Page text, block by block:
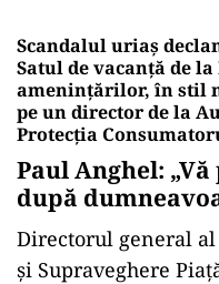
Scandalul uriaș
Satul de vacanță de
amenințărilor, în stil
pe un director de la
Protecția
Paul Anghel:
după
Directorul general
și Supraveghere